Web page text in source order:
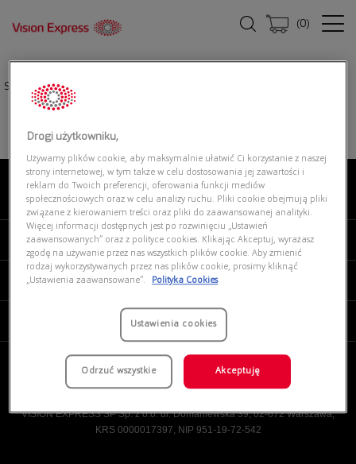
(0)
Strona główna|
O NAS
MOJE VISION EXPRESS
PRODUKTY I USŁUGI
VISION EXPRESS SP Sp. z o.o. ul. Domaniewska 39, 02-672 Warszawa,
KRS 0000017397, NIP 951-19-72-542
Drogi użytkowniku,
Używamy plików cookie, aby maksymalnie ułatwić Ci korzystanie z naszej
strony internetowej, w tym także w celu dostosowania jej zawartości i
reklam do Twoich preferencji, oferowania funkcji mediów
społecznościowych oraz w celu analizy ruchu. Pliki cookie obejmują pliki
związane z kierowaniem treści oraz pliki do zaawansowanej analityki.
Więcej informacji dostępnych jest po rozwinięciu „Ustawień
zaawansowanych” oraz z polityce cookies. Klikając Akceptuj, wyrażasz
zgodę na używanie przez nas wszystkich plików cookie. Aby zmienić
rodzaj wykorzystywanych przez nas plików cookie, prosimy kliknąć
„Ustawienia zaawansowane”.
Polityka Cookies
Ustawienia cookies
Odrzuć wszystkie Akceptuję